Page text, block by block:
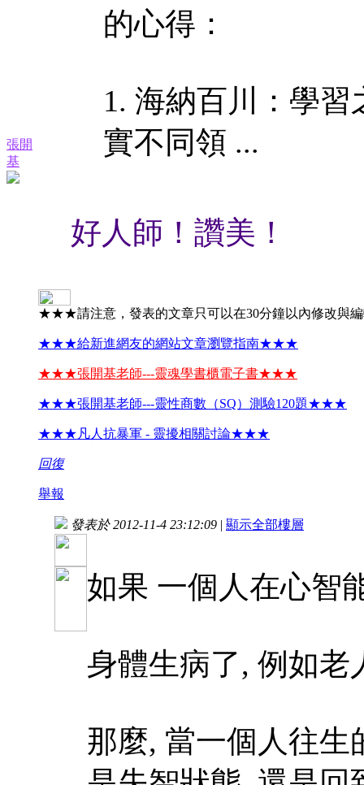
張開
基
的心得：
1. 海納百川：學
實不同領 ...
好人師！讚美！
★★★請注意，發表的文章只可以在30分鐘以內修改
★★★給新進網友的網站文章瀏覽指南★★★
★★★張開基老師---靈魂學書櫃電子書★★★
★★★張開基老師---靈性商數（SQ）測驗120題★★★
★★★凡人抗暴軍 - 靈擾相關討論★★★
回復
舉報
發表於 2012-11-4 23:12:09 | 顯示全部樓層
如果 一個人在心智
身體生病了, 例如老
那麼, 當一個人往生